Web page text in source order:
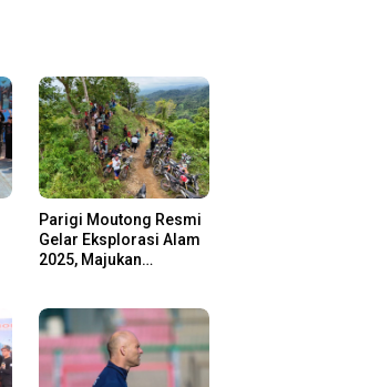
Parigi Moutong Resmi
Gelar Eksplorasi Alam
2025, Majukan